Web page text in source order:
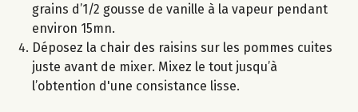
grains d’1/2 gousse de vanille à la vapeur pendant
environ 15mn.
Déposez la chair des raisins sur les pommes cuites
juste avant de mixer. Mixez le tout jusqu’à
l’obtention d'une consistance lisse.